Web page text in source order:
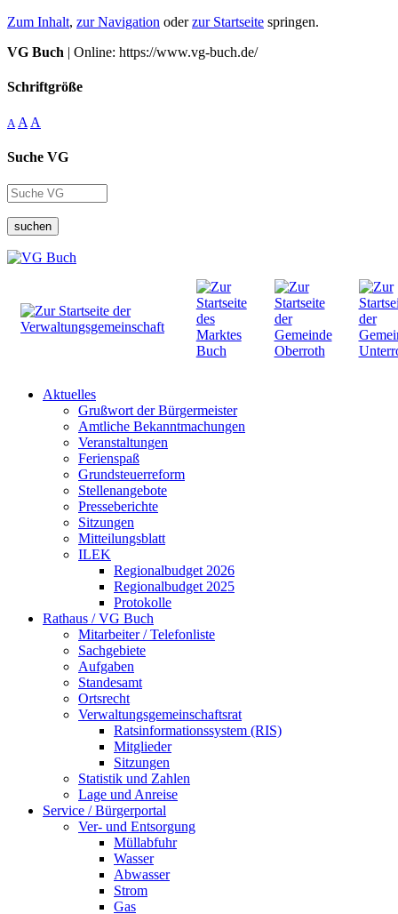
Zum Inhalt, zur Navigation oderzur Startseite springen.
VG Buch | Online: https://www.vg-buch.de/
Schriftgröße
A A A
Suche VG
suchen
Aktuelles
Grußwort der Bürgermeister
Amtliche Bekanntmachungen
Veranstaltungen
Ferienspaß
Grundsteuerreform
Stellenangebote
Presseberichte
Sitzungen
Mitteilungsblatt
ILEK
Regionalbudget 2026
Regionalbudget 2025
Protokolle
Rathaus / VG Buch
Mitarbeiter / Telefonliste
Sachgebiete
Aufgaben
Standesamt
Ortsrecht
Verwaltungsgemeinschaftsrat
Ratsinformationssystem (RIS)
Mitglieder
Sitzungen
Statistik und Zahlen
Lage und Anreise
Service / Bürgerportal
Ver- und Entsorgung
Müllabfuhr
Wasser
Abwasser
Strom
Gas